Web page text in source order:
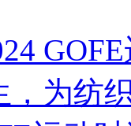
，为纺